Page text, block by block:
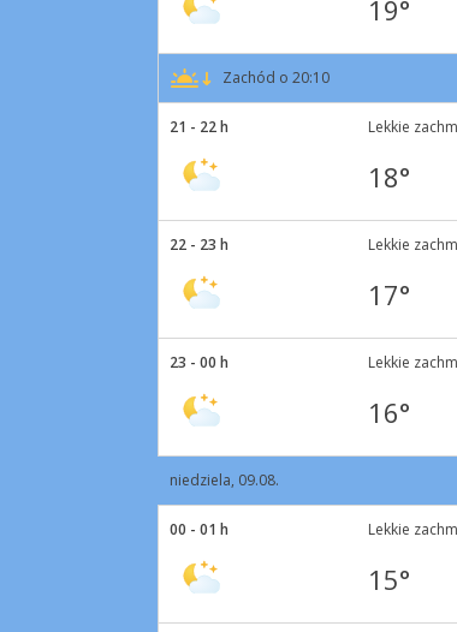
19°
Zachód o 20:10
21 - 22 h Lekkie
18°
22 - 23 h Lekkie
17°
23 - 00 h Lekkie
16°
niedziela, 09.08.
00 - 01 h Lekkie
15°